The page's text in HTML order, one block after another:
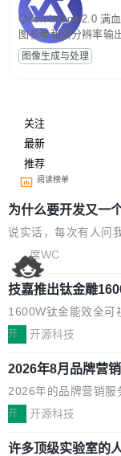
Qwen-Image-2.0 满
图参考和高分辨率输出
图像生成与处理
关注
最新
推荐
阅读榜单
为什么要开发又一
说实话，每次有人问
Sider、Copilot for
了，你为什么还要再
问得好。 因为我自己
现有产品的天花板 我
刚开始觉得都挺好——
要。但用久了你会发
东西：一个带网页上
页面的文本，然后把
段回答。仅此而已。
意思。比如我在一个
席WC
技嘉推出钛金雕
源：为发烧级主机
舰供电方案
1600W钛金能效全可
继2026台北电脑展首
电源专为发烧级DIY
造，整机长度仅16厘
与80PLUS钛金能效
规范，结合服务器级
实时LCD监控屏，可
开 开源科技
2026年8月品牌营
从流量思维到品牌
2026年的品牌营销服
的价值重构。全球全
复合增长率达5.44%,
开 开源科技
许多顶级实验室的